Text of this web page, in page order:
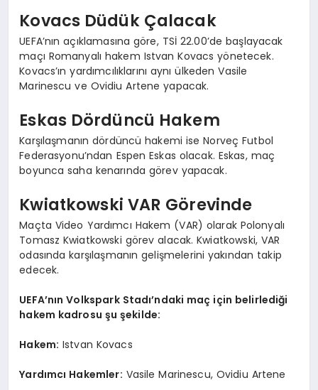
Kovacs Düdük Çalacak
UEFA’nın açıklamasına göre, TSİ 22.00’de başlayacak
maçı Romanyalı hakem Istvan Kovacs yönetecek.
Kovacs’ın yardımcılıklarını aynı ülkeden Vasile
Marinescu ve Ovidiu Artene yapacak.
Eskas Dördüncü Hakem
Karşılaşmanın dördüncü hakemi ise Norveç Futbol
Federasyonu’ndan Espen Eskas olacak. Eskas, maç
boyunca saha kenarında görev yapacak.
Kwiatkowski VAR Görevinde
Maçta Video Yardımcı Hakem (VAR) olarak Polonyalı
Tomasz Kwiatkowski görev alacak. Kwiatkowski, VAR
odasında karşılaşmanın gelişmelerini yakından takip
edecek.
UEFA’nın Volkspark Stadı’ndaki maç için belirlediği
hakem kadrosu şu şekilde:
Hakem: Istvan Kovacs
Yardımcı Hakemler: Vasile Marinescu, Ovidiu Artene